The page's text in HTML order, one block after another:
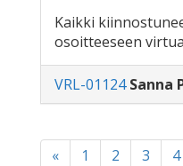
Kaikki
osoitteeseen
VRL-01124 Sanna
« 1 2 3 4